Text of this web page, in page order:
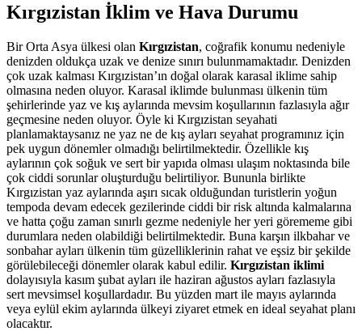
Kırgızistan İklim ve Hava Durumu
Bir Orta Asya ülkesi olan Kırgızistan, coğrafik konumu nedeniyle
denizden oldukça uzak ve denize sınırı bulunmamaktadır. Denizden
çok uzak kalması Kırgızistan’ın doğal olarak karasal iklime sahip
olmasına neden oluyor. Karasal iklimde bulunması ülkenin tüm
şehirlerinde yaz ve kış aylarında mevsim koşullarının fazlasıyla ağır
geçmesine neden oluyor. Öyle ki Kırgızistan seyahati
planlamaktaysanız ne yaz ne de kış ayları seyahat programınız için
pek uygun dönemler olmadığı belirtilmektedir. Özellikle kış
aylarının çok soğuk ve sert bir yapıda olması ulaşım noktasında bile
çok ciddi sorunlar oluşturduğu belirtiliyor. Bununla birlikte
Kırgızistan yaz aylarında aşırı sıcak olduğundan turistlerin yoğun
tempoda devam edecek gezilerinde ciddi bir risk altında kalmalarına
ve hatta çoğu zaman sınırlı gezme nedeniyle her yeri görememe gibi
durumlara neden olabildiği belirtilmektedir. Buna karşın ilkbahar ve
sonbahar ayları ülkenin tüm güzelliklerinin rahat ve eşsiz bir şekilde
görülebileceği dönemler olarak kabul edilir. Kırgızistan iklimi
dolayısıyla kasım şubat ayları ile haziran ağustos ayları fazlasıyla
sert mevsimsel koşullardadır. Bu yüzden mart ile mayıs aylarında
veya eylül ekim aylarında ülkeyi ziyaret etmek en ideal seyahat planı
olacaktır.